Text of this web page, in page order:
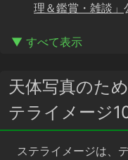
理＆鑑賞・雑談」
▼ すべて表示
天体写真のた
テライメージ10
ステライメージは、